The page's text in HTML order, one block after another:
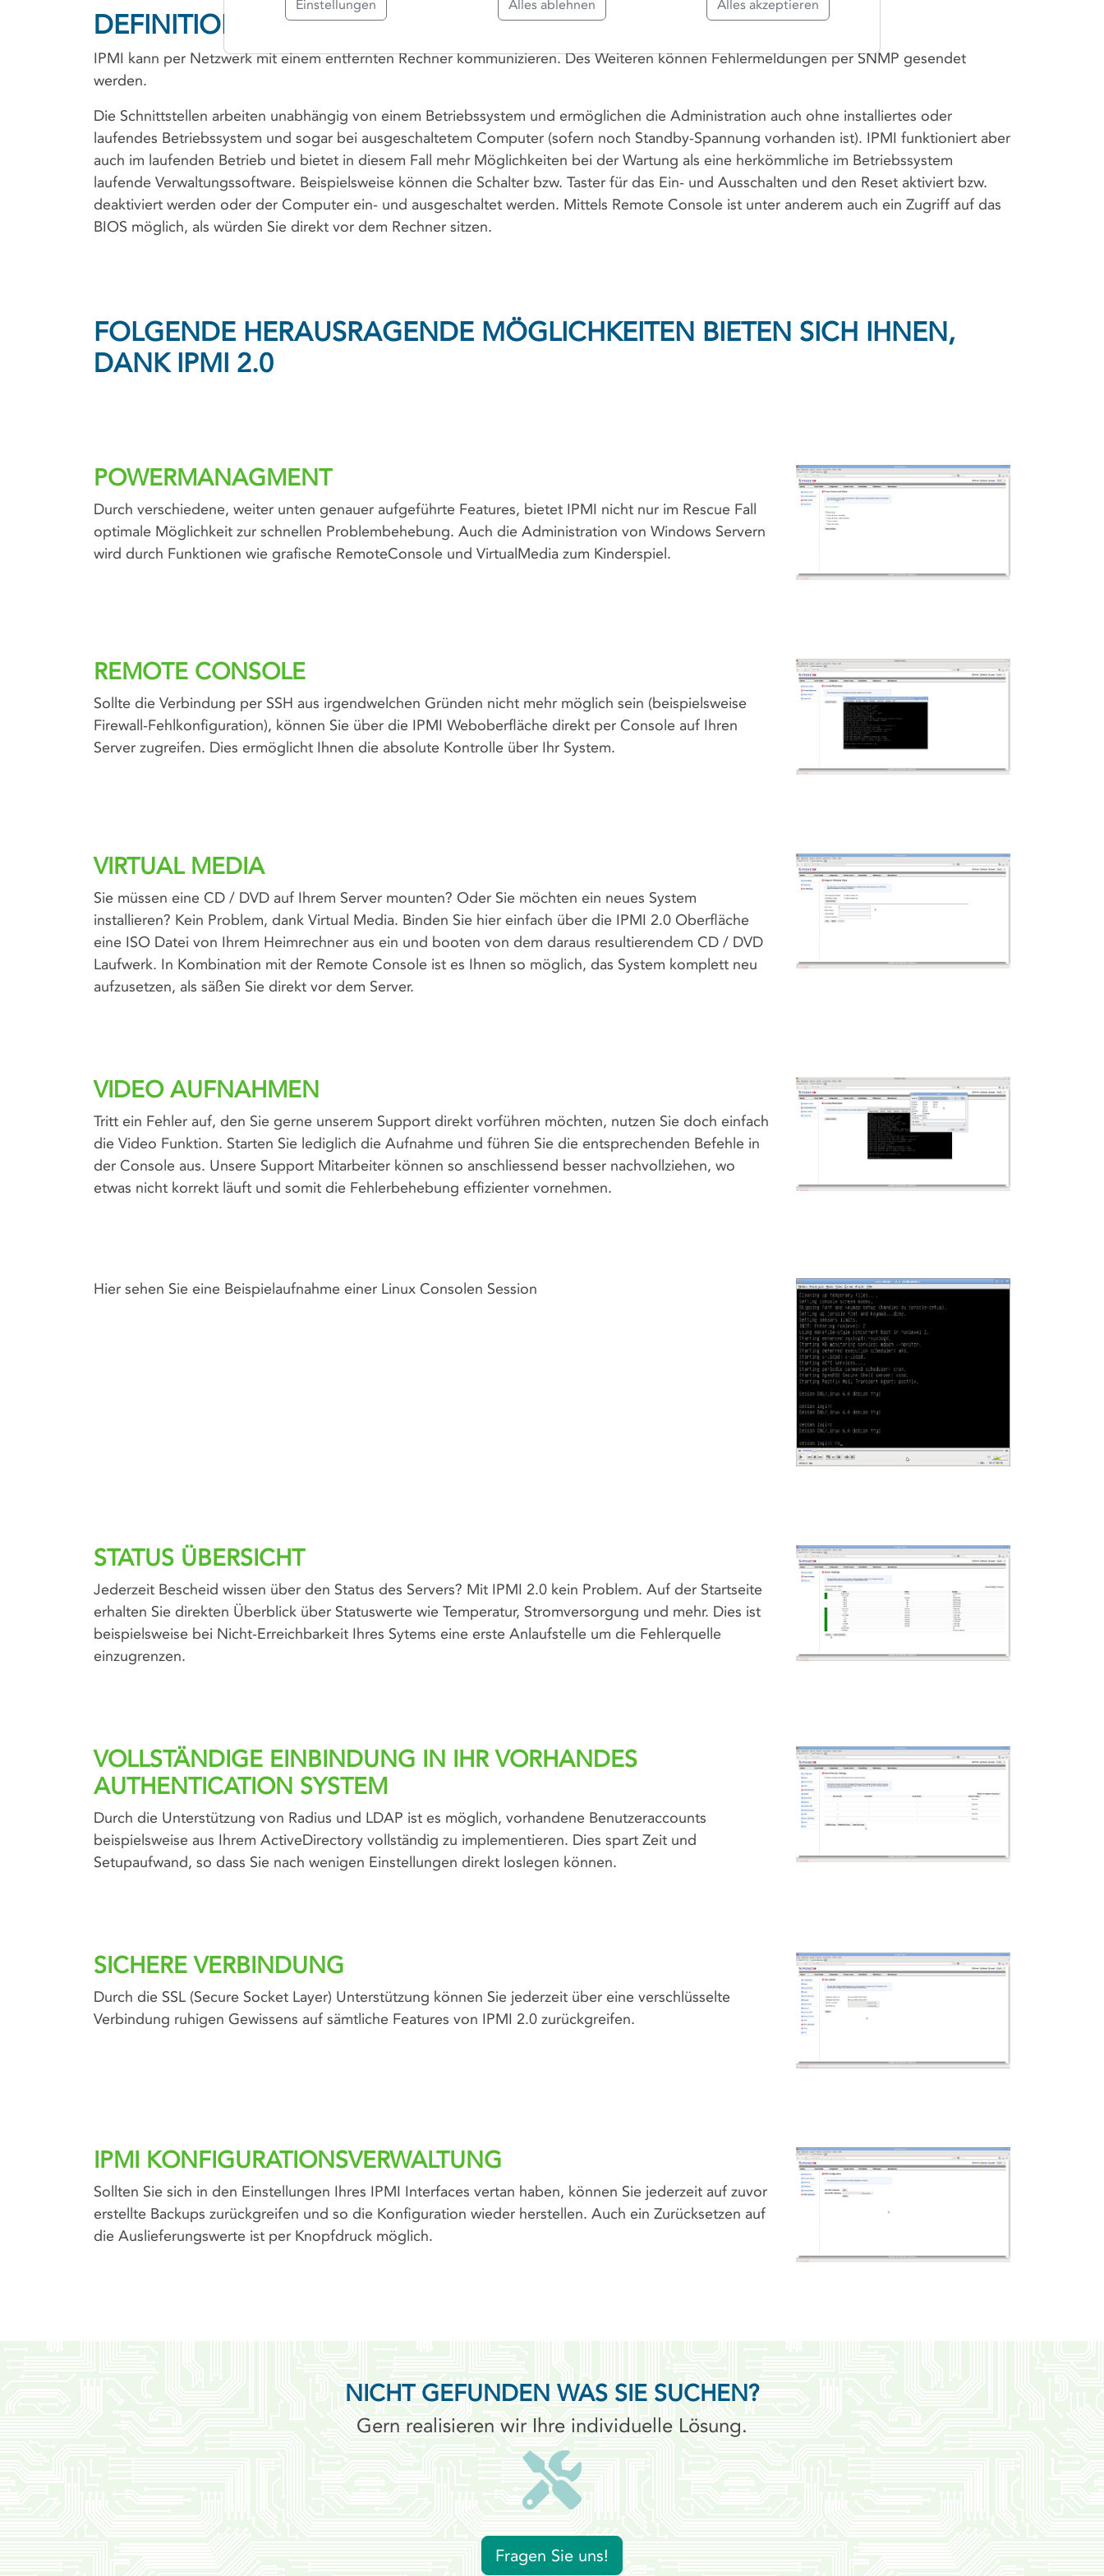
DEFINITION
IPMI kann per Netzwerk mit einem entfernten Rechner kommunizieren. Des Weiteren können Fehlermeldungen per SNMP gesendet
werden.
Die Schnittstellen arbeiten unabhängig von einem Betriebssystem und ermöglichen die Administration auch ohne installiertes oder
laufendes Betriebssystem und sogar bei ausgeschaltetem Computer (sofern noch Standby-Spannung vorhanden ist). IPMI funktioniert aber
auch im laufenden Betrieb und bietet in diesem Fall mehr Möglichkeiten bei der Wartung als eine herkömmliche im Betriebssystem
laufende Verwaltungssoftware. Beispielsweise können die Schalter bzw. Taster für das Ein- und Ausschalten und den Reset aktiviert bzw.
deaktiviert werden oder der Computer ein- und ausgeschaltet werden. Mittels Remote Console ist unter anderem auch ein Zugriff auf das
BIOS möglich, als würden Sie direkt vor dem Rechner sitzen.
FOLGENDE HERAUSRAGENDE MÖGLICHKEITEN BIETEN SICH IHNEN,
DANK IPMI 2.0
POWERMANAGMENT
Durch verschiedene, weiter unten genauer aufgeführte Features, bietet IPMI nicht nur im Rescue Fall
optimale Möglichkeit zur schnellen Problembehebung. Auch die Administration von Windows Servern
wird durch Funktionen wie grafische RemoteConsole und VirtualMedia zum Kinderspiel.
REMOTE CONSOLE
Sollte die Verbindung per SSH aus irgendwelchen Gründen nicht mehr möglich sein (beispielsweise
Firewall-Fehlkonfiguration), können Sie über die IPMI Weboberfläche direkt per Console auf Ihren
Server zugreifen. Dies ermöglicht Ihnen die absolute Kontrolle über Ihr System.
VIRTUAL MEDIA
Sie müssen eine CD / DVD auf Ihrem Server mounten? Oder Sie möchten ein neues System
installieren? Kein Problem, dank Virtual Media. Binden Sie hier einfach über die IPMI 2.0 Oberfläche
eine ISO Datei von Ihrem Heimrechner aus ein und booten von dem daraus resultierendem CD / DVD
Laufwerk. In Kombination mit der Remote Console ist es Ihnen so möglich, das System komplett neu
aufzusetzen, als säßen Sie direkt vor dem Server.
VIDEO AUFNAHMEN
Tritt ein Fehler auf, den Sie gerne unserem Support direkt vorführen möchten, nutzen Sie doch einfach
die Video Funktion. Starten Sie lediglich die Aufnahme und führen Sie die entsprechenden Befehle in
der Console aus. Unsere Support Mitarbeiter können so anschliessend besser nachvollziehen, wo
etwas nicht korrekt läuft und somit die Fehlerbehebung effizienter vornehmen.
Hier sehen Sie eine Beispielaufnahme einer Linux Consolen Session
STATUS ÜBERSICHT
Jederzeit Bescheid wissen über den Status des Servers? Mit IPMI 2.0 kein Problem. Auf der Startseite
erhalten Sie direkten Überblick über Statuswerte wie Temperatur, Stromversorgung und mehr. Dies ist
beispielsweise bei Nicht-Erreichbarkeit Ihres Sytems eine erste Anlaufstelle um die Fehlerquelle
einzugrenzen.
VOLLSTÄNDIGE EINBINDUNG IN IHR VORHANDES
AUTHENTICATION SYSTEM
Durch die Unterstützung von Radius und LDAP ist es möglich, vorhandene Benutzeraccounts
beispielsweise aus Ihrem ActiveDirectory vollständig zu implementieren. Dies spart Zeit und
Setupaufwand, so dass Sie nach wenigen Einstellungen direkt loslegen können.
SICHERE VERBINDUNG
Durch die SSL (Secure Socket Layer) Unterstützung können Sie jederzeit über eine verschlüsselte
Verbindung ruhigen Gewissens auf sämtliche Features von IPMI 2.0 zurückgreifen.
IPMI KONFIGURATIONSVERWALTUNG
Sollten Sie sich in den Einstellungen Ihres IPMI Interfaces vertan haben, können Sie jederzeit auf zuvor
erstellte Backups zurückgreifen und so die Konfiguration wieder herstellen. Auch ein Zurücksetzen auf
die Auslieferungswerte ist per Knopfdruck möglich.
NICHT GEFUNDEN WAS SIE SUCHEN?
Gern realisieren wir Ihre individuelle Lösung.
Fragen Sie uns!
Einstellungen Alles ablehnen Alles akzeptieren